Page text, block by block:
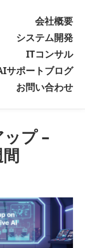
会社概要
システム開発
ITコンサル
サポートブログ
お問い合わせ
プ –